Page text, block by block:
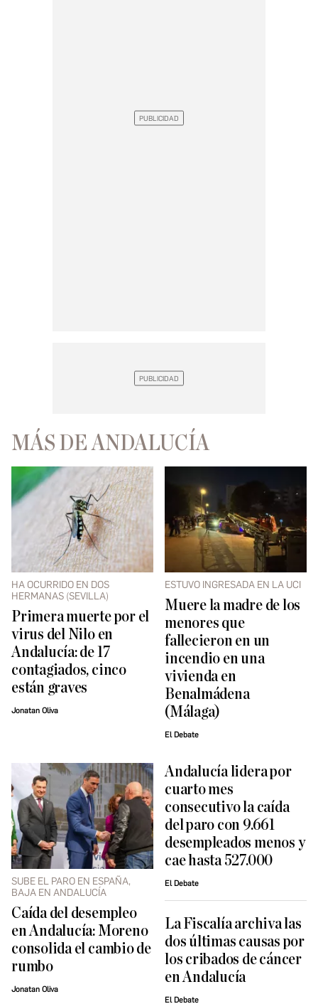
MÁS DE ANDALUCÍA
HA OCURRIDO EN DOS
HERMANAS (SEVILLA)
Primera muerte por el
virus del Nilo en
Andalucía: de 17
contagiados, cinco
están graves
Jonatan Oliva
ESTUVO INGRESADA EN LA UCI
Muere la madre de los
menores que
fallecieron en un
incendio en una
vivienda en
Benalmádena
(Málaga)
El Debate
SUBE EL PARO EN ESPAÑA,
BAJA EN ANDALUCÍA
Caída del desempleo
en Andalucía: Moreno
consolida el cambio de
rumbo
Jonatan Oliva
Andalucía lidera por
cuarto mes
consecutivo la caída
del paro con 9.661
desempleados menos y
cae hasta 527.000
El Debate
La Fiscalía archiva las
dos últimas causas por
los cribados de cáncer
en Andalucía
El Debate